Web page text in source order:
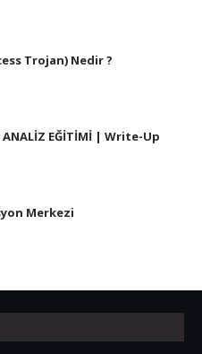
Trojan) Nedir ?
ANALİZ EĞİTİMİ | Write-Up
Merkezi